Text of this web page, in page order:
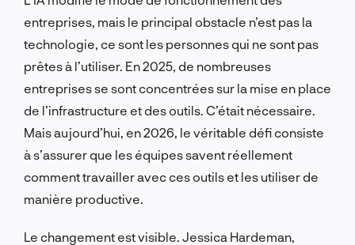
entreprises, mais le principal obstacle n’est pas la
technologie, ce sont les personnes qui ne sont pas
prêtes à l’utiliser. En 2025, de nombreuses
entreprises se sont concentrées sur la mise en place
de l’infrastructure et des outils. C’était nécessaire.
Mais aujourd’hui, en 2026, le véritable défi consiste
à s’assurer que les équipes savent réellement
comment travailler avec ces outils et les utiliser de
manière productive.
Le changement est visible. Jessica Hardeman,